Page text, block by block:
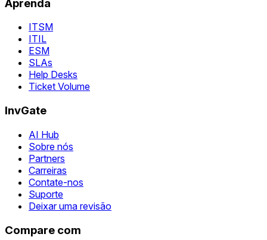
Aprenda
ITSM
ITIL
ESM
SLAs
Help Desks
Ticket Volume
InvGate
AI Hub
Sobre nós
Partners
Carreiras
Contate-nos
Suporte
Deixar uma revisão
Compare com